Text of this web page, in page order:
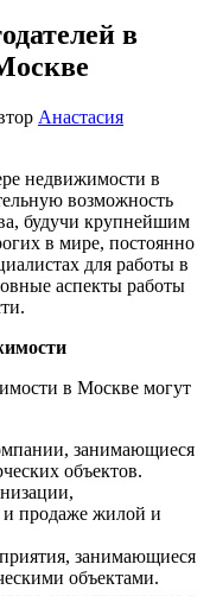
в
Анастасия
недвижимости в
возможность
будучи крупнейшим
в мире, постоянно
для работы в
аспекты работы
в Москве могут
занимающиеся
объектов.
и продаже жилой и
занимающиеся
объектами.